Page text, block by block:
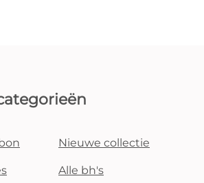
Nieuwe collectie
Alle bh's